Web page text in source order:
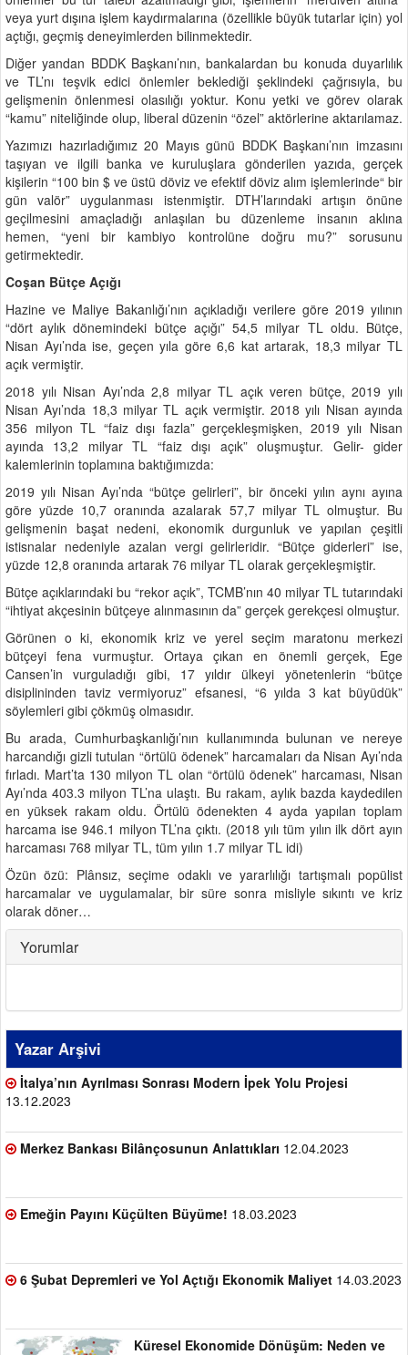
veya yurt dışına işlem kaydırmalarına (özellikle büyük tutarlar için) yol
açtığı, geçmiş deneyimlerden bilinmektedir.
Diğer yandan BDDK Başkanı’nın, bankalardan bu konuda duyarlılık
ve TL’nı teşvik edici önlemler beklediği şeklindeki çağrısıyla, bu
gelişmenin önlenmesi olasılığı yoktur. Konu yetki ve görev olarak
“kamu” niteliğinde olup, liberal düzenin “özel” aktörlerine aktarılamaz.
Yazımızı hazırladığımız 20 Mayıs günü BDDK Başkanı’nın imzasını
taşıyan ve ilgili banka ve kuruluşlara gönderilen yazıda, gerçek
kişilerin “100 bin $ ve üstü döviz ve efektif döviz alım işlemlerinde“ bir
gün valör” uygulanması istenmiştir. DTH’larındaki artışın önüne
geçilmesini amaçladığı anlaşılan bu düzenleme insanın aklına
hemen, “yeni bir kambiyo kontrolüne doğru mu?” sorusunu
getirmektedir.
Coşan Bütçe Açığı
Hazine ve Maliye Bakanlığı’nın açıkladığı verilere göre 2019 yılının
“dört aylık dönemindeki bütçe açığı” 54,5 milyar TL oldu. Bütçe,
Nisan Ayı’nda ise, geçen yıla göre 6,6 kat artarak, 18,3 milyar TL
açık vermiştir.
2018 yılı Nisan Ayı’nda 2,8 milyar TL açık veren bütçe, 2019 yılı
Nisan Ayı’nda 18,3 milyar TL açık vermiştir. 2018 yılı Nisan ayında
356 milyon TL “faiz dışı fazla” gerçekleşmişken, 2019 yılı Nisan
ayında 13,2 milyar TL “faiz dışı açık” oluşmuştur. Gelir- gider
kalemlerinin toplamına baktığımızda:
2019 yılı Nisan Ayı’nda “bütçe gelirleri”, bir önceki yılın aynı ayına
göre yüzde 10,7 oranında azalarak 57,7 milyar TL olmuştur. Bu
gelişmenin başat nedeni, ekonomik durgunluk ve yapılan çeşitli
istisnalar nedeniyle azalan vergi gelirleridir. “Bütçe giderleri” ise,
yüzde 12,8 oranında artarak 76 milyar TL olarak gerçekleşmiştir.
Bütçe açıklarındaki bu “rekor açık”, TCMB’nın 40 milyar TL tutarındaki
“ihtiyat akçesinin bütçeye alınmasının da” gerçek gerekçesi olmuştur.
Görünen o ki, ekonomik kriz ve yerel seçim maratonu merkezi
bütçeyi fena vurmuştur. Ortaya çıkan en önemli gerçek, Ege
Cansen’in vurguladığı gibi, 17 yıldır ülkeyi yönetenlerin “bütçe
disiplininden taviz vermiyoruz” efsanesi, “6 yılda 3 kat büyüdük”
söylemleri gibi çökmüş olmasıdır.
Bu arada, Cumhurbaşkanlığı’nın kullanımında bulunan ve nereye
harcandığı gizli tutulan “örtülü ödenek” harcamaları da Nisan Ayı’nda
fırladı. Mart’ta 130 milyon TL olan “örtülü ödenek” harcaması, Nisan
Ayı’nda 403.3 milyon TL’na ulaştı. Bu rakam, aylık bazda kaydedilen
en yüksek rakam oldu. Örtülü ödenekten 4 ayda yapılan toplam
harcama ise 946.1 milyon TL’na çıktı. (2018 yılı tüm yılın ilk dört ayın
harcaması 768 milyar TL, tüm yılın 1.7 milyar TL idi)
Özün özü: Plânsız, seçime odaklı ve yararlılığı tartışmalı popülist
harcamalar ve uygulamalar, bir süre sonra misliyle sıkıntı ve kriz
olarak döner…
Yorumlar
Yazar Arşivi
İtalya’nın Ayrılması Sonrası Modern İpek Yolu Projesi
13.12.2023
Merkez Bankası Bilânçosunun Anlattıkları 12.04.2023
Emeğin Payını Küçülten Büyüme! 18.03.2023
6 Şubat Depremleri ve Yol Açtığı Ekonomik Maliyet 14.03.2023
Küresel Ekonomide Dönüşüm: Neden ve